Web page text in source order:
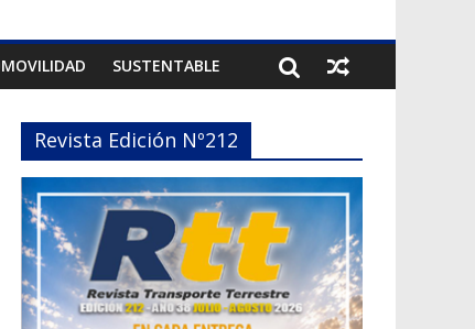
SUSTENTABLE
Revista Edición Nº212